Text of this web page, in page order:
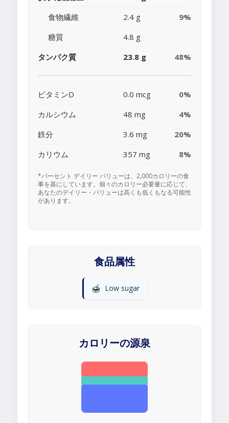
食物繊維
2.4 g
9%
糖質
4.8 g
タンパク質
23.8 g 48%
ビタミンD 0.0 mcg
0%
カルシウム
48 mg
4%
鉄分
3.6 mg
20%
カリウム
357 mg 8%
*パーセント デイリー バリューは、2,000カロリーの食
事を基にしています。個々のカロリー必要量に応じて、
あなたのデイリー・バリューは高くも低くもなる可能性
があります。
食品属性
🍯 Low sugar
カロリーの源泉